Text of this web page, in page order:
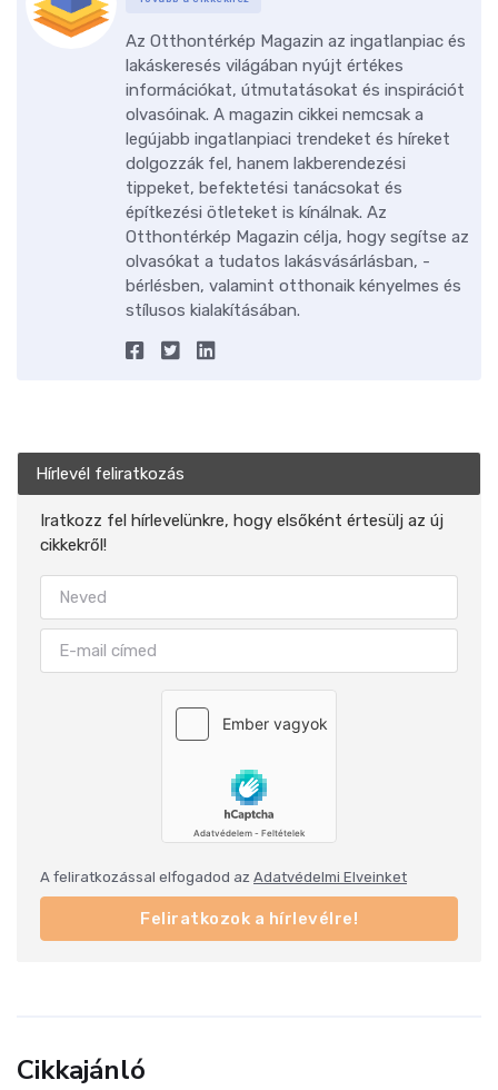
Az Otthontérkép Magazin az ingatlanpiac és
lakáskeresés világában nyújt értékes
információkat, útmutatásokat és inspirációt
olvasóinak. A magazin cikkei nemcsak a
legújabb ingatlanpiaci trendeket és híreket
dolgozzák fel, hanem lakberendezési
tippeket, befektetési tanácsokat és
építkezési ötleteket is kínálnak. Az
Otthontérkép Magazin célja, hogy segítse az
olvasókat a tudatos lakásvásárlásban, -
bérlésben, valamint otthonaik kényelmes és
stílusos kialakításában.
Hírlevél feliratkozás
Iratkozz fel hírlevelünkre, hogy elsőként értesülj az új
cikkekről!
A feliratkozással elfogadod az Adatvédelmi Elveinket
Feliratkozok a hírlevélre!
Cikkajánló